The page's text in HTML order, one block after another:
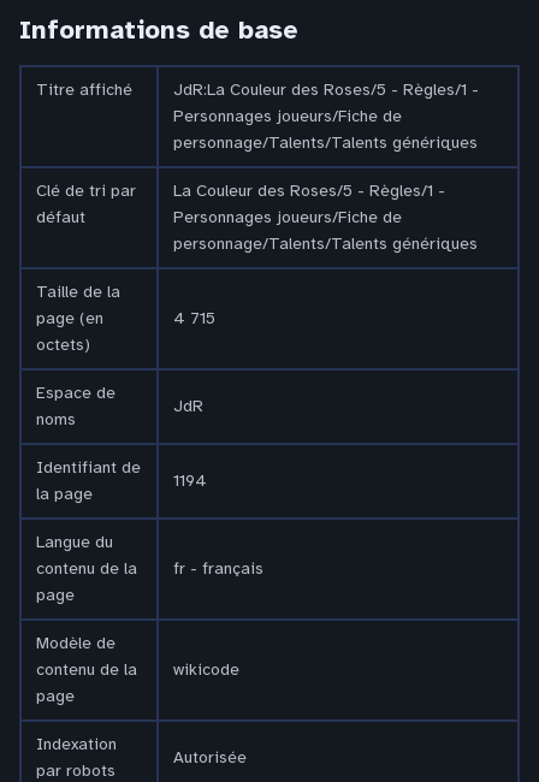
Informations de base
Titre affiché
JdR:La Couleur des Roses/5 - Règles/1 -
Personnages joueurs/Fiche de
personnage/Talents/Talents génériques
Clé de tri par
défaut
La Couleur des Roses/5 - Règles/1 -
Personnages joueurs/Fiche de
personnage/Talents/Talents génériques
Taille de la
page (en
octets)
4 715
Espace de
noms
JdR
Identifiant de
la page
1194
Langue du
contenu de la
page
fr - français
Modèle de
contenu de la
page
wikicode
Indexation
par robots
Autorisée